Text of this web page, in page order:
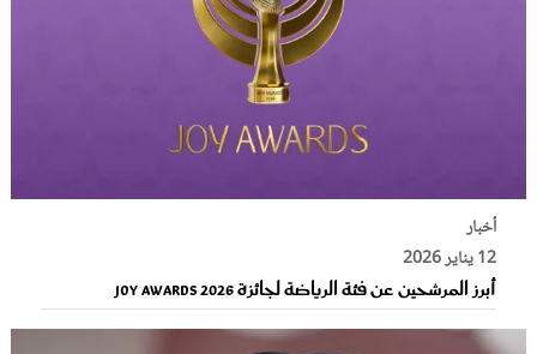
أخبار
12 يناير 2026
أبرز المرشحين عن فئة الرياضة لجائزة Joy Awards 2026